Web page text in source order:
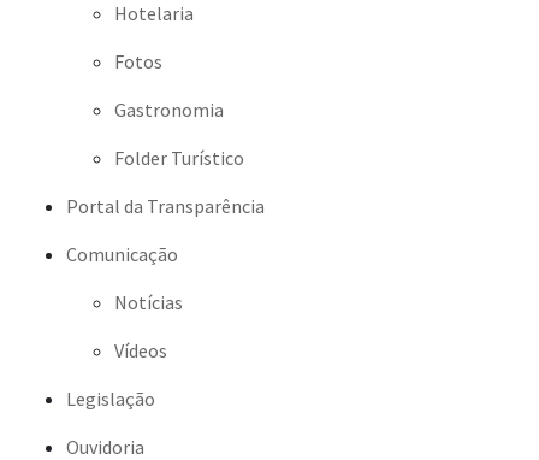
Hotelaria
Fotos
Gastronomia
Folder Turístico
Portal da Transparência
Comunicação
Notícias
Vídeos
Legislação
Ouvidoria